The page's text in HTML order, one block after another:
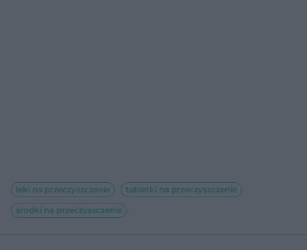
leki na przeczyszczenie
tabletki na przeczyszczenie
środki na przeczyszczenie